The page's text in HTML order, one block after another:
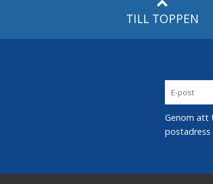
TILL TOPPEN
Genom att
postadress